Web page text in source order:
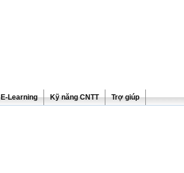
E-Learning Kỹ năng CNTT Trợ giúp